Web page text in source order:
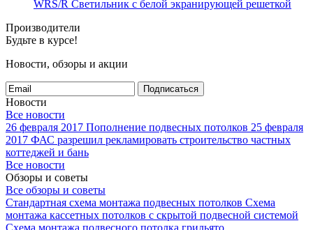
WRS/R Светильник с белой экранирующей решеткой
Производители
Будьте в курсе!
Новости, обзоры и акции
Подписаться
Новости
Все новости
26 февраля 2017 Пополнение подвесных потолков 25 февраля
2017 ФАС разрешил рекламировать строительство частных
коттеджей и бань
Все новости
Обзоры и советы
Все обзоры и советы
Стандартная схема монтажа подвесных потолков Схема
монтажа кассетных потолков с скрытой подвесной системой
Схема монтажа подвесного потолка грильято